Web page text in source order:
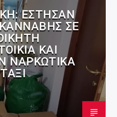
ΈΣΤΗΣΑΝ
ΚΆΝΝΑΒΗΣ ΣΕ
ΚΑΙ
ΝΑΡΚΩΤΙΚΆ